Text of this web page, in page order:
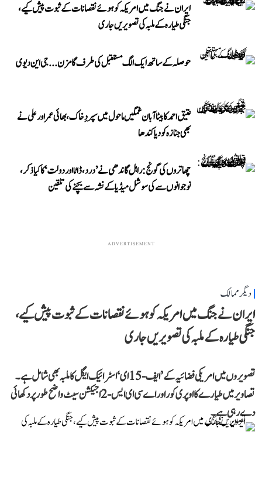
ایران نے جنگ میں امریکہ کو ہوئے نقصانات کے ثبوت پیش کیے،
جنگی طیارہ کے ملبہ کی تصویریں جاری
حوصلہ کے ساتھ ایک الگ مستقبل کی طرف گامزن... جی این دیوی
عتیق احمد کا بیٹا آبان غمگین ماحول میں سپردِ خاک، بھائی عمر اور علی نے
بھی جنازہ کو دیا کندھا
چھاتروں کی گونج: راہل گاندھی نے ’درد، ڈاٹا اور دولت‘ کا کیا ذکر،
نوجوانوں سے کی سوشل میڈیا کے نشہ سے بچنے کی تلقین
ADVERTISEMENT
دیگر ممالک
ایران نے جنگ میں امریکہ کو ہوئے نقصانات کے ثبوت پیش کیے،
جنگی طیارہ کے ملبہ کی تصویریں جاری
تصویروں میں امریکی فضائیہ کے ’ایف-15 ای‘ اسٹرائیک ایگل کا ملبہ بھی شامل ہے۔
تصاویر میں طیارے کا اوپری کور اور اے سی ای ایس-2 اجیکشن سیٹ واضح طور پر دکھائی
دے رہی ہے۔